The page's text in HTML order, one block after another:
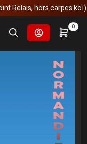
hors carpes koï)
0